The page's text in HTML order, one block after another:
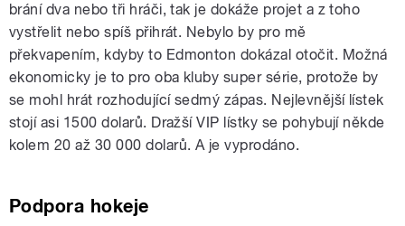
brání dva nebo tři hráči, tak je dokáže projet a z toho
vystřelit nebo spíš přihrát. Nebylo by pro mě
překvapením, kdyby to Edmonton dokázal otočit. Možná
ekonomicky je to pro oba kluby super série, protože by
se mohl hrát rozhodující sedmý zápas. Nejlevnější lístek
stojí asi 1500 dolarů. Dražší VIP lístky se pohybují někde
kolem 20 až 30 000 dolarů. A je vyprodáno.
Podpora hokeje